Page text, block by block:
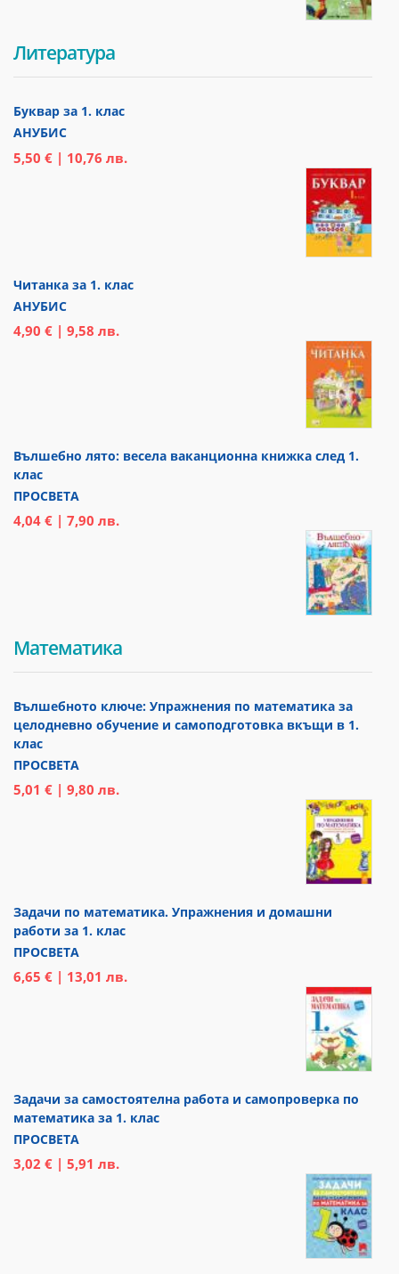
Литература
Буквар за 1. клас
АНУБИС
5,50 € | 10,76 лв.
Читанка за 1. клас
АНУБИС
4,90 € | 9,58 лв.
Вълшебно лято: весела ваканционна книжка след 1.
клас
ПРОСВЕТА
4,04 € | 7,90 лв.
Математика
Вълшебното ключе: Упражнения по математика за
целодневно обучение и самоподготовка вкъщи в 1.
клас
ПРОСВЕТА
5,01 € | 9,80 лв.
Задачи по математика. Упражнения и домашни
работи за 1. клас
ПРОСВЕТА
6,65 € | 13,01 лв.
Задачи за самостоятелна работа и самопроверка по
математика за 1. клас
ПРОСВЕТА
3,02 € | 5,91 лв.